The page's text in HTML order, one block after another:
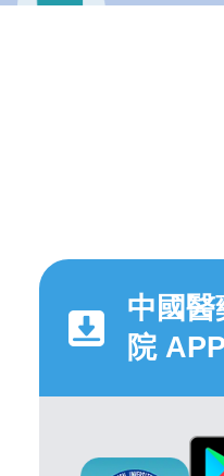
中國醫
院 APP